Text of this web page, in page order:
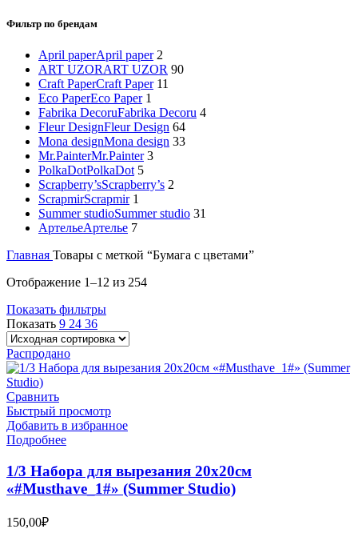
Фильтр по брендам
April paperApril paper 2
ART UZORART UZOR 90
Craft PaperCraft Paper 11
Eco PaperEco Paper 1
Fabrika DecoruFabrika Decoru 4
Fleur DesignFleur Design 64
Mona designMona design 33
Mr.PainterMr.Painter 3
PolkaDotPolkaDot 5
Scrapberry’sScrapberry’s 2
ScrapmirScrapmir 1
Summer studioSummer studio 31
АртельеАртелье 7
Главная Товары с меткой “Бумага с цветами”
Отображение 1–12 из 254
Показать фильтры
Показать 9 24 36
Распродано
Сравнить
Быстрый просмотр
Добавить в избранное
Подробнее
1/3 Набора для вырезания 20х20см
«#Musthave_1#» (Summer Studio)
150,00₽